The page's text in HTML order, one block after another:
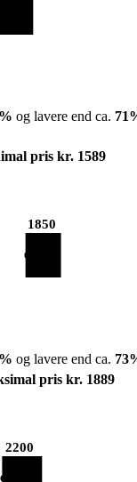
og lavere end ca. 71
pris kr. 1589
1850
og lavere end ca. 73
pris kr. 1889
2200